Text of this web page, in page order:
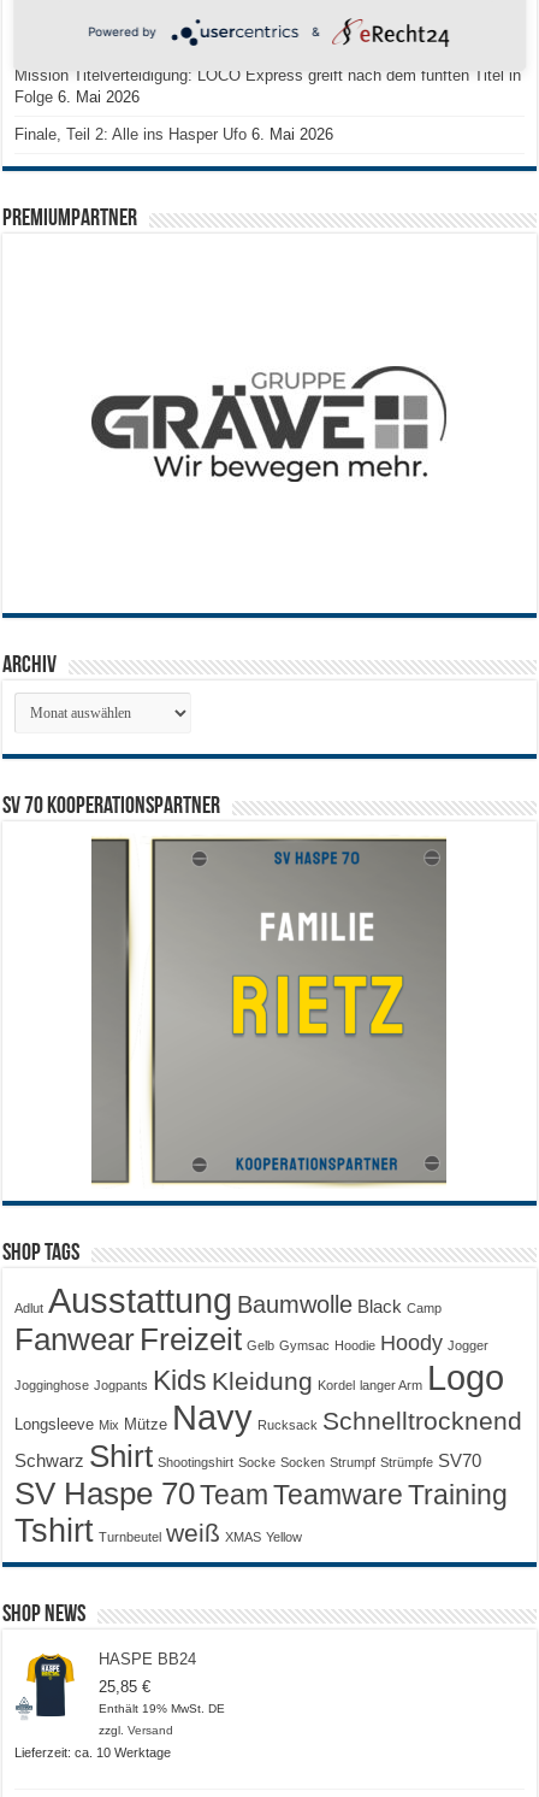
Zum Heimabschluss ein Ausrufezeichen 9. Mai 2026
Mission Titelverteidigung: LOCO Express greift nach dem fünften Titel in
Folge 6. Mai 2026
Finale, Teil 2: Alle ins Hasper Ufo 6. Mai 2026
PREMIUMPARTNER
Archiv
Archiv
SV 70 Kooperationspartner
Shop Tags
Adlut Ausstattung Baumwolle Black Camp
Fanwear Freizeit Gelb Gymsac Hoodie Hoody Jogger
Jogginghose Jogpants Kids Kleidung Kordel langer Arm Logo
Longsleeve Mix Mütze Navy Rucksack Schnelltrocknend
Schwarz Shirt Shootingshirt Socke Socken Strumpf Strümpfe SV70
SV Haspe 70Team Teamware Training
Tshirt Turnbeutel weiß XMAS Yellow
Shop News
HASPE BB24
25,85€
Enthält 19% MwSt. DE
zzgl.Versand
Lieferzeit: ca. 10 Werktage
Powered by &